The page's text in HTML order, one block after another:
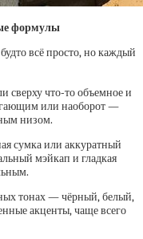
формулы
всё просто, но каждый
сверху что‑то объемное и
или наоборот —
низом.
сумка или аккуратный
мэйкап и гладкая
тонах — чёрный, белый,
акценты, чаще всего